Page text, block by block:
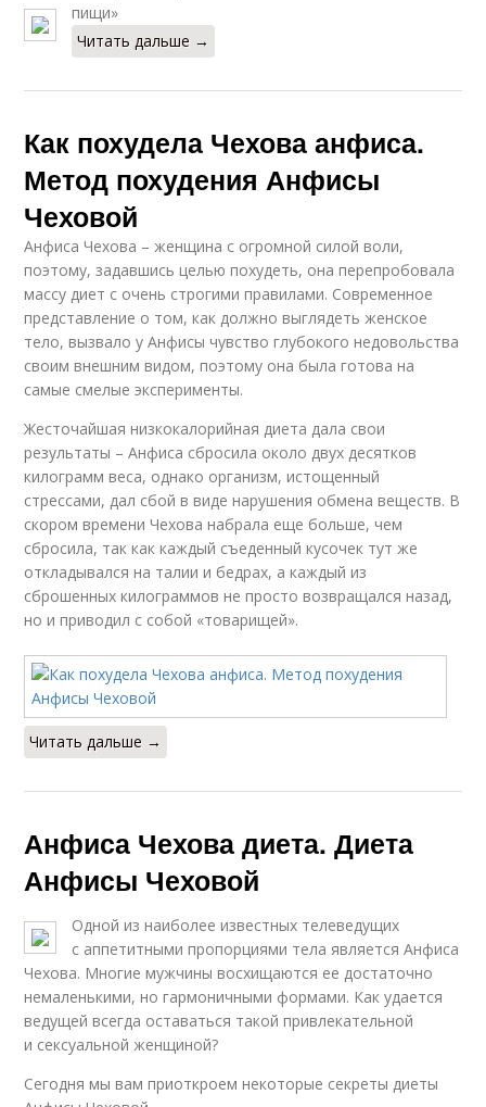
пищи»
Читать дальше →
Как похудела Чехова анфиса.
Метод похудения Анфисы
Чеховой
Анфиса Чехова – женщина с огромной силой воли,
поэтому, задавшись целью похудеть, она перепробовала
массу диет с очень строгими правилами. Современное
представление о том, как должно выглядеть женское
тело, вызвало у Анфисы чувство глубокого недовольства
своим внешним видом, поэтому она была готова на
самые смелые эксперименты.
Жесточайшая низкокалорийная диета дала свои
результаты – Анфиса сбросила около двух десятков
килограмм веса, однако организм, истощенный
стрессами, дал сбой в виде нарушения обмена веществ. В
скором времени Чехова набрала еще больше, чем
сбросила, так как каждый съеденный кусочек тут же
откладывался на талии и бедрах, а каждый из
сброшенных килограммов не просто возвращался назад,
но и приводил с собой «товарищей».
Читать дальше →
Анфиса Чехова диета. Диета
Анфисы Чеховой
Одной из наиболее известных телеведущих
с аппетитными пропорциями тела является Анфиса
Чехова. Многие мужчины восхищаются ее достаточно
немаленькими, но гармоничными формами. Как удается
ведущей всегда оставаться такой привлекательной
и сексуальной женщиной?
Сегодня мы вам приоткроем некоторые секреты диеты